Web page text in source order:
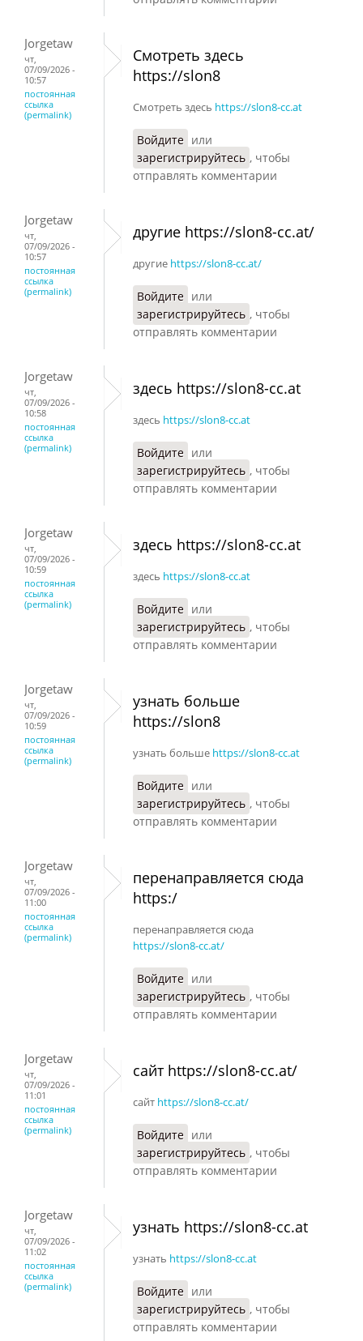
Jorgetaw
чт,
07/09/2026 -
10:57
постоянная
ссылка
(permalink)
Смотреть здесь
https://slon8
Смотреть здесь https://slon8-cc.at
Войдите или
зарегистрируйтесь , чтобы
отправлять комментарии
Jorgetaw
чт,
07/09/2026 -
10:57
постоянная
ссылка
(permalink)
другие https://slon8-cc.at/
другие https://slon8-cc.at/
Войдите или
зарегистрируйтесь , чтобы
отправлять комментарии
Jorgetaw
чт,
07/09/2026 -
10:58
постоянная
ссылка
(permalink)
здесь https://slon8-cc.at
здесь https://slon8-cc.at
Войдите или
зарегистрируйтесь , чтобы
отправлять комментарии
Jorgetaw
чт,
07/09/2026 -
10:59
постоянная
ссылка
(permalink)
здесь https://slon8-cc.at
здесь https://slon8-cc.at
Войдите или
зарегистрируйтесь , чтобы
отправлять комментарии
Jorgetaw
чт,
07/09/2026 -
10:59
постоянная
ссылка
(permalink)
узнать больше
https://slon8
узнать больше https://slon8-cc.at
Войдите или
зарегистрируйтесь , чтобы
отправлять комментарии
Jorgetaw
чт,
07/09/2026 -
11:00
постоянная
ссылка
(permalink)
перенаправляется сюда
https:/
перенаправляется сюда
https://slon8-cc.at/
Войдите или
зарегистрируйтесь , чтобы
отправлять комментарии
Jorgetaw
чт,
07/09/2026 -
11:01
постоянная
ссылка
(permalink)
сайт https://slon8-cc.at/
сайт https://slon8-cc.at/
Войдите или
зарегистрируйтесь , чтобы
отправлять комментарии
Jorgetaw
чт,
07/09/2026 -
11:02
постоянная
ссылка
(permalink)
узнать https://slon8-cc.at
узнать https://slon8-cc.at
Войдите или
зарегистрируйтесь , чтобы
отправлять комментарии